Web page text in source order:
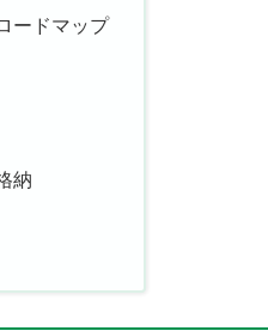
ードマップ
納